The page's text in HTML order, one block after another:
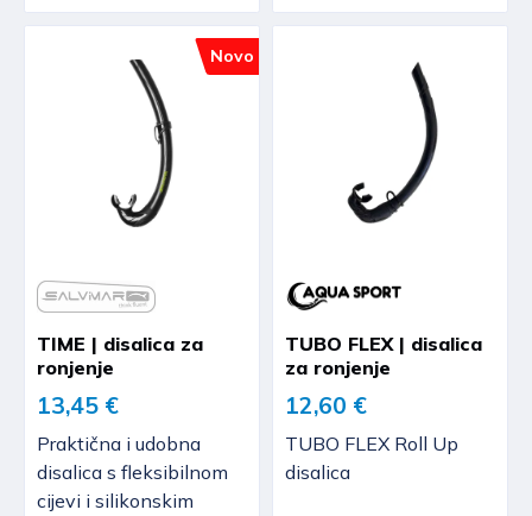
Novo
TIME | disalica za
ronjenje
13,45 €
Praktična i udobna
disalica s fleksibilnom
cijevi i silikonskim
TUBO FLEX | disalica
za ronjenje
12,60 €
TUBO FLEX Roll Up
disalica